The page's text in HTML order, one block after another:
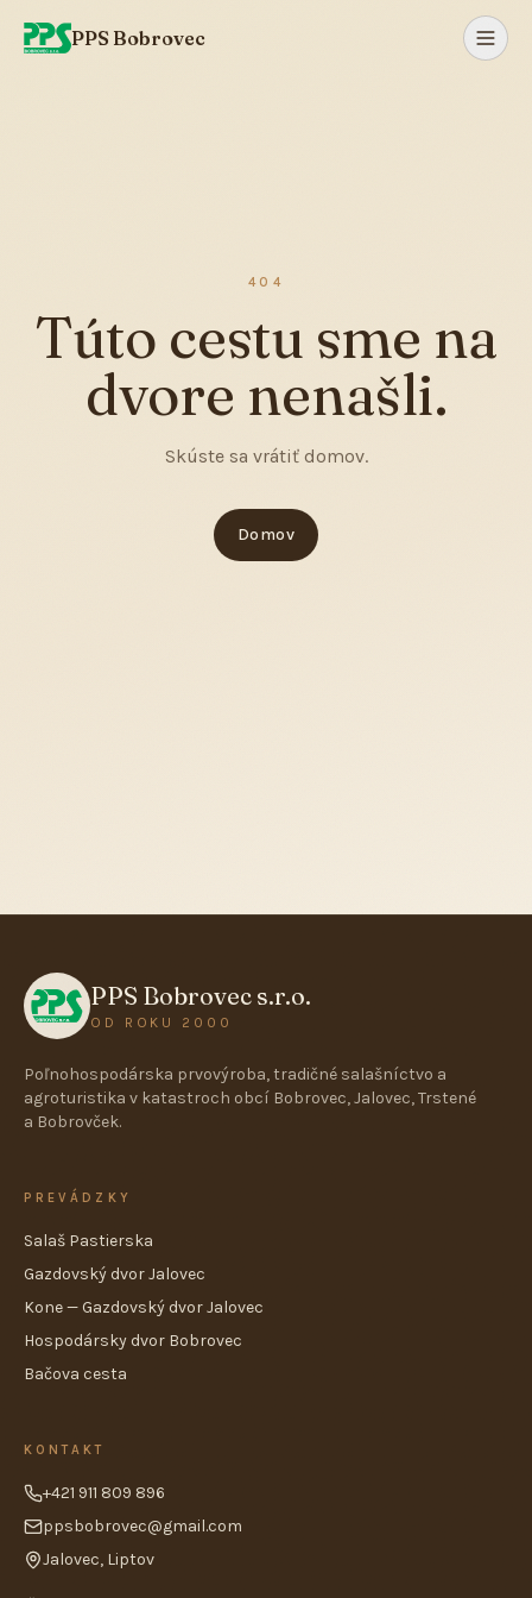
PPS Bobrovec
404
Túto cestu sme na
dvore nenašli.
Skúste sa vrátiť domov.
Domov
PPS Bobrovec s.r.o.
OD ROKU 2000
Poľnohospodárska prvovýroba, tradičné salašníctvo a
agroturistika v katastroch obcí Bobrovec, Jalovec, Trstené
a Bobrovček.
PREVÁDZKY
Salaš Pastierska
Gazdovský dvor Jalovec
Kone — Gazdovský dvor Jalovec
Hospodársky dvor Bobrovec
Bačova cesta
KONTAKT
+421 911 809 896
ppsbobrovec@gmail.com
Jalovec, Liptov